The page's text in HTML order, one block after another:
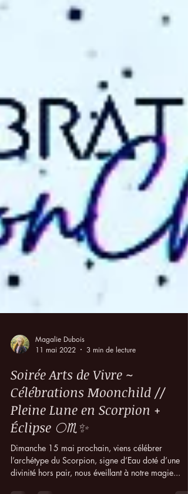
11 mai 2022
3 min de lecture
Soirée Arts de Vivre ~
Célébrations Moonchild //
Pleine Lune en Scorpion +
Éclipse 🌕♏️✨
Dimanche 15 mai prochain, viens célébrer